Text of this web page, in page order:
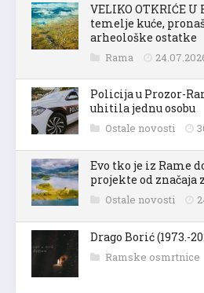
VELIKO OTKRIĆE U
temelje kuće,
arheološke ostatke
Rama
Policija u Prozor-
uhitila jednu osobu
Ostale novosti
Evo tko je iz Rame
projekte od značaja
Ostale novosti
Drago Borić (1973.-
Ramske osmrtnice